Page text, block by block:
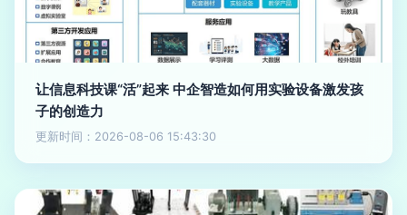
让信息科技课“活”起来 中企智造如何用实验设备激发孩
子的创造力
更新时间：2026-08-06 15:43:30